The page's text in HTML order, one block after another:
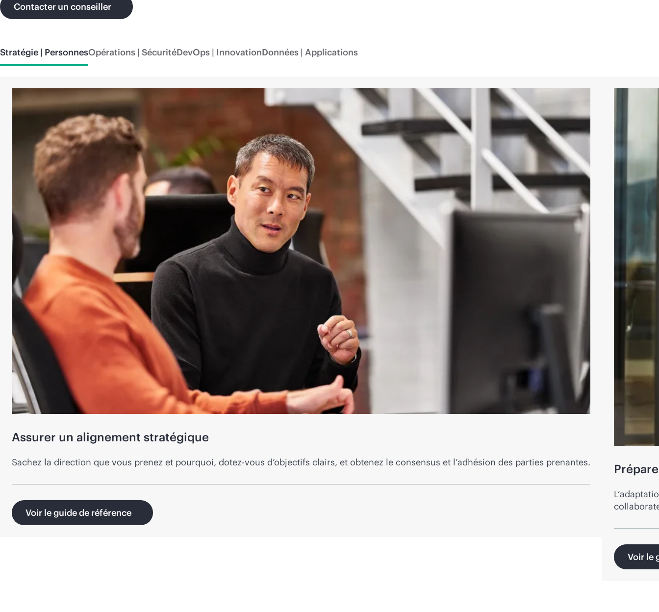
Contacter un conseiller
Stratégie | PersonnesOpérations | SécuritéDevOps | InnovationDonnées | Applications
Assurer un alignement stratégique
Sachez la direction que vous prenez et pourquoi, dotez-vous d’objectifs clairs, et obtenez le consensus et l’adhésion des parties prenantes.
Voir le guide de référence
Voir le